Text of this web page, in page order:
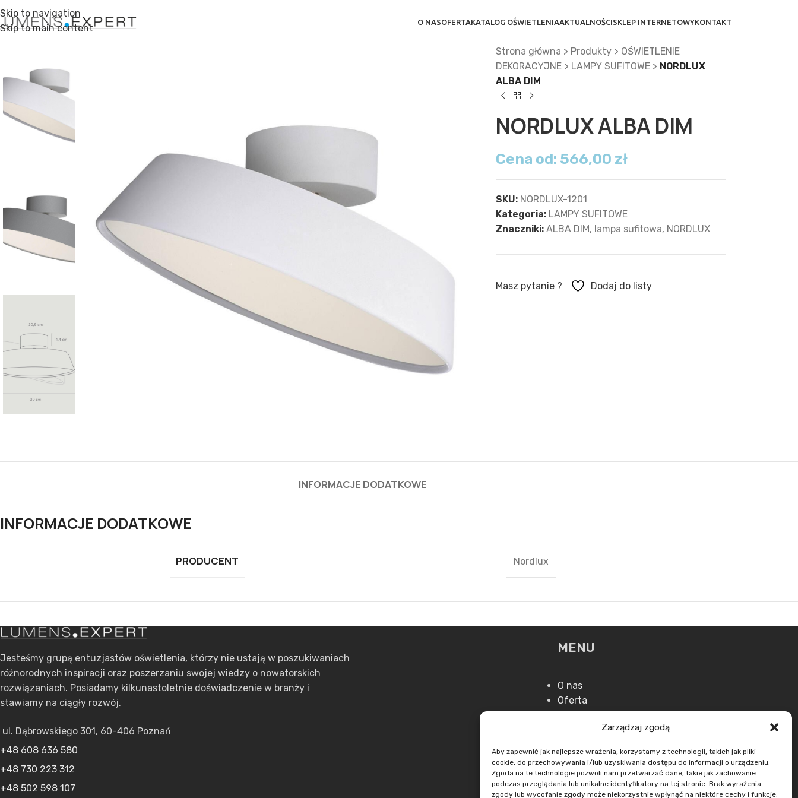
Zarządzaj zgodą
Aby zapewnić jak najlepsze wrażenia, korzystamy z technologii, takich jak pliki
cookie, do przechowywania i/lub uzyskiwania dostępu do informacji o urządzeniu.
Zgoda na te technologie pozwoli nam przetwarzać dane, takie jak zachowanie
podczas przeglądania lub unikalne identyfikatory na tej stronie. Brak wyrażenia
zgody lub wycofanie zgody może niekorzystnie wpłynąć na niektóre cechy i funkcje.
Skip to navigation
Skip to main content
O NASOFERTAKATALOG OŚWIETLENIAAKTUALNOŚCISKLEP INTERNETOWYKONTAKT
Strona główna > Produkty> OŚWIETLENIE
DEKORACYJNE> LAMPY SUFITOWE> NORDLUX
ALBA DIM
NORDLUX ALBA DIM
Cena od: 566,00 zł
SKU: NORDLUX-1201
Kategoria: LAMPY SUFITOWE
Znaczniki: ALBA DIM, lampa sufitowa, NORDLUX
Masz pytanie ? Dodaj do listy
INFORMACJE DODATKOWE
INFORMACJE DODATKOWE
PRODUCENT Nordlux
Jesteśmy grupą entuzjastów oświetlenia, którzy nie ustają w poszukiwaniach
różnorodnych inspiracji oraz poszerzaniu swojej wiedzy o nowatorskich
rozwiązaniach. Posiadamy kilkunastoletnie doświadczenie w branży i
stawiamy na ciągły rozwój.
ul. Dąbrowskiego 301, 60-406 Poznań
+48 608 636 580
+48 730 223 312
+48 502 598 107
MENU
O nas
Oferta
Aktualności